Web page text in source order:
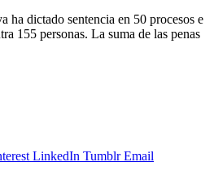
ha dictado sentencia en 50 procesos e
155 personas. La suma de las penas
LinkedIn Tumblr Email